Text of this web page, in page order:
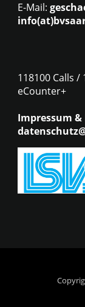
E-Mail:
118100 Calls
eCounter+
Impressum